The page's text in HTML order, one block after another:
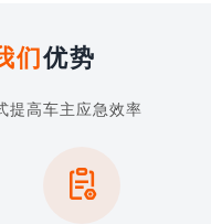
们优势
提高车主应急效率
